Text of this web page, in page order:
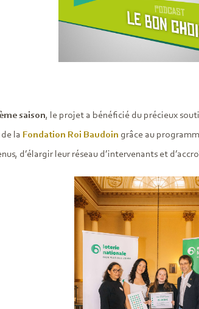
saison, le projet a bénéficié du précieux
la Fondation Roi Baudoin grâce au
d’élargir leur réseau d’intervenants et